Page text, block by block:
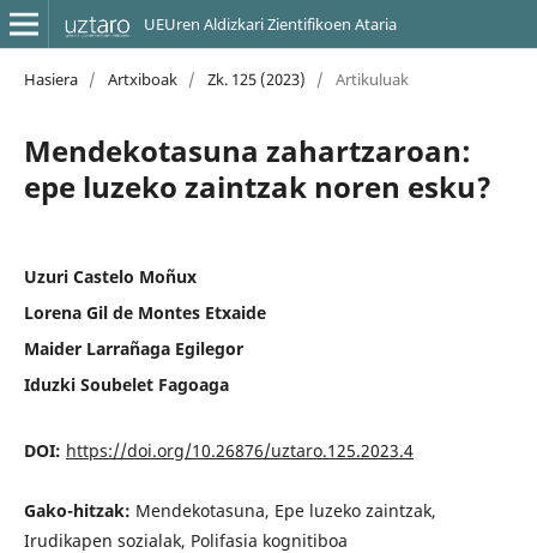
UEUren Aldizkari Zientifikoen Ataria
Hasiera / Artxiboak / Zk. 125 (2023) / Artikuluak
Mendekotasuna zahartzaroan:
epe luzeko zaintzak noren esku?
Uzuri Castelo Moñux
Lorena Gil de Montes Etxaide
Maider Larrañaga Egilegor
Iduzki Soubelet Fagoaga
DOI: https://doi.org/10.26876/uztaro.125.2023.4
Gako-hitzak: Mendekotasuna, Epe luzeko zaintzak,
Irudikapen sozialak, Polifasia kognitiboa